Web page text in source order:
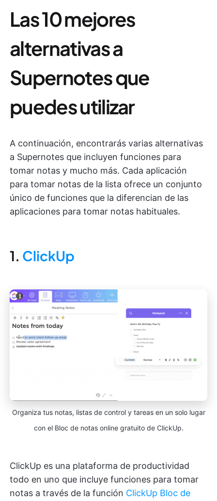
Las 10 mejores
alternativas a
Supernotes que
puedes utilizar
A continuación, encontrarás varias alternativas
a Supernotes que incluyen funciones para
tomar notas y mucho más. Cada aplicación
para tomar notas de la lista ofrece un conjunto
único de funciones que la diferencian de las
aplicaciones para tomar notas habituales.
1. ClickUp
Organiza tus notas, listas de control y tareas en un solo lugar
con el Bloc de notas online gratuito de ClickUp.
ClickUp es una plataforma de productividad
todo en uno que incluye funciones para tomar
notas a través de la función ClickUp Bloc de